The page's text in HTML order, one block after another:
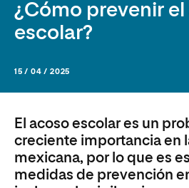
¿Cómo prevenir el
escolar?
15 / 04 / 2025
El acoso escolar es un
creciente importancia en
mexicana, por lo que es
medidas de prevención